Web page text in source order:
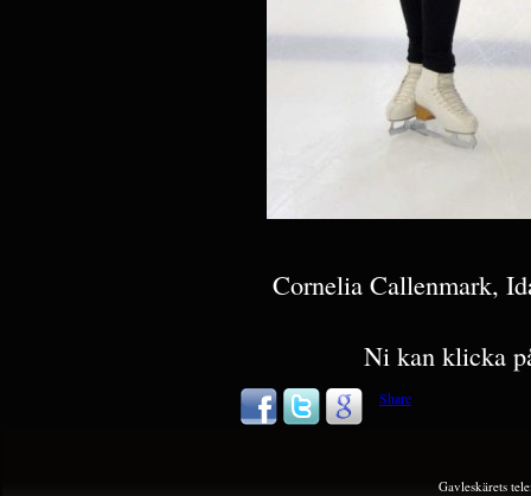
Cornelia Callenmark,
Ni kan klicka
Share
Gavleskärets